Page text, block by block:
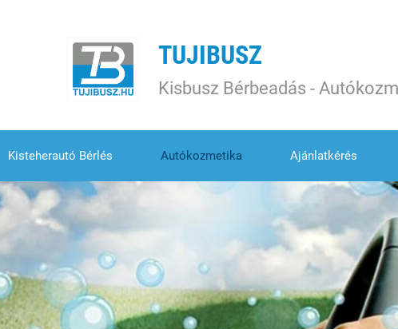
TUJIBUSZ
Kisbusz Bérbeadás -
Kisteherautó Bérlés Autókozmetika Ajánlatkérés